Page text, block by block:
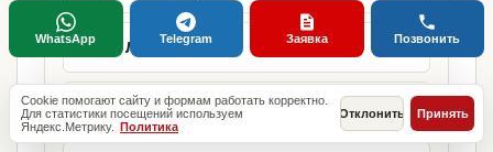
Бар в Липецке
Бар в Оренбурге
Cookie помогают сайту и формам работать корректно.
Для статистики посещений используем
Яндекс.Метрику. Политика
Отклонить Принять
WhatsApp Telegram Заявка Позвонить